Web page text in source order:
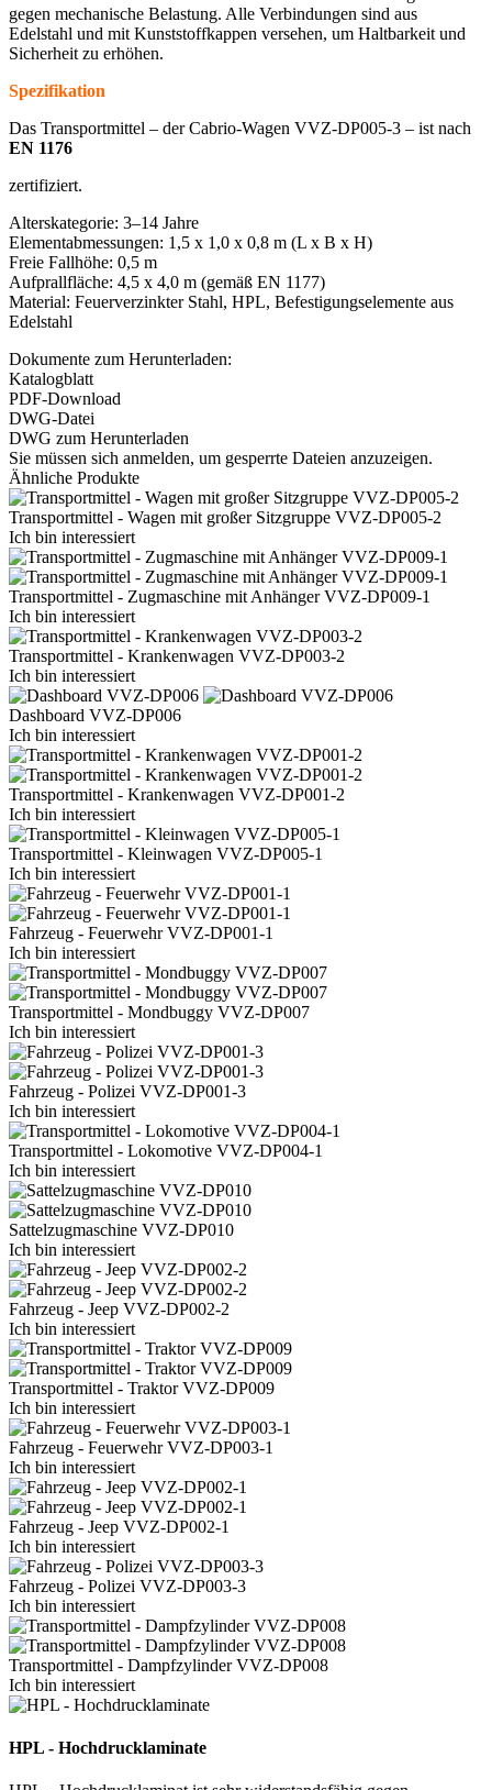
gegen mechanische Belastung. Alle Verbindungen sind aus
Edelstahl und mit Kunststoffkappen versehen, um Haltbarkeit und
Sicherheit zu erhöhen.
Spezifikation
Das Transportmittel – der Cabrio-Wagen VVZ-DP005-3 – ist nach
EN 1176
zertifiziert.
Alterskategorie: 3–14 Jahre
Elementabmessungen: 1,5 x 1,0 x 0,8 m (L x B x H)
Freie Fallhöhe: 0,5 m
Aufprallfläche: 4,5 x 4,0 m (gemäß EN 1177)
Material: Feuerverzinkter Stahl, HPL, Befestigungselemente aus
Edelstahl
Dokumente zum Herunterladen:
Katalogblatt
PDF-Download
DWG-Datei
DWG zum Herunterladen
Sie müssen sich anmelden, um gesperrte Dateien anzuzeigen.
Ähnliche Produkte
Transportmittel - Wagen mit großer Sitzgruppe VVZ-DP005-2
Ich bin interessiert
Transportmittel - Zugmaschine mit Anhänger VVZ-DP009-1
Ich bin interessiert
Transportmittel - Krankenwagen VVZ-DP003-2
Ich bin interessiert
Dashboard VVZ-DP006
Ich bin interessiert
Transportmittel - Krankenwagen VVZ-DP001-2
Ich bin interessiert
Transportmittel - Kleinwagen VVZ-DP005-1
Ich bin interessiert
Fahrzeug - Feuerwehr VVZ-DP001-1
Ich bin interessiert
Transportmittel - Mondbuggy VVZ-DP007
Ich bin interessiert
Fahrzeug - Polizei VVZ-DP001-3
Ich bin interessiert
Transportmittel - Lokomotive VVZ-DP004-1
Ich bin interessiert
Sattelzugmaschine VVZ-DP010
Ich bin interessiert
Fahrzeug - Jeep VVZ-DP002-2
Ich bin interessiert
Transportmittel - Traktor VVZ-DP009
Ich bin interessiert
Fahrzeug - Feuerwehr VVZ-DP003-1
Ich bin interessiert
Fahrzeug - Jeep VVZ-DP002-1
Ich bin interessiert
Fahrzeug - Polizei VVZ-DP003-3
Ich bin interessiert
Transportmittel - Dampfzylinder VVZ-DP008
Ich bin interessiert
HPL - Hochdrucklaminate